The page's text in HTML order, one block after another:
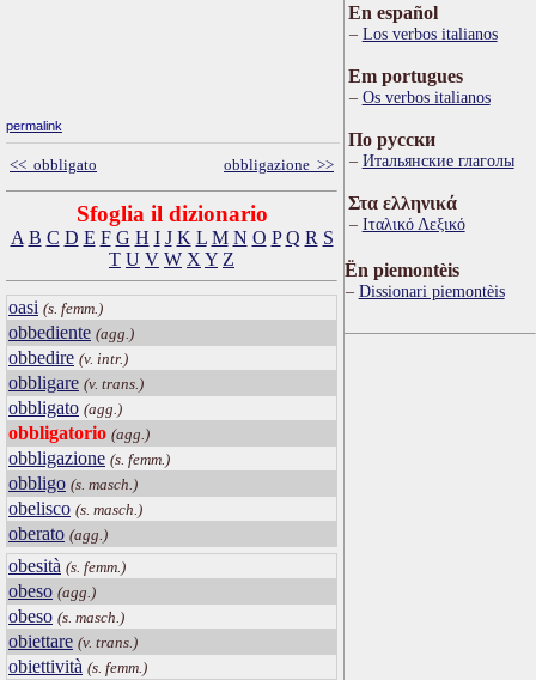
permalink
<< obbligato obbligazione >>
Sfoglia il dizionario
A B C D E F G H I J K L M N O P Q R S
T U V W X Y Z
oasi (s. femm.)
obbediente (agg.)
obbedire (v. intr.)
obbligare (v. trans.)
obbligato (agg.)
obbligatorio (agg.)
obbligazione (s. femm.)
obbligo (s. masch.)
obelisco (s. masch.)
oberato (agg.)
obesità (s. femm.)
obeso (agg.)
obeso (s. masch.)
obiettare (v. trans.)
obiettività (s. femm.)
En español
Los verbos italianos
Em portugues
Os verbos italianos
По русски
Итальянские глаголы
Στα ελληνικά
Ιταλικό Λεξικό
Ën piemontèis
Dissionari piemontèis